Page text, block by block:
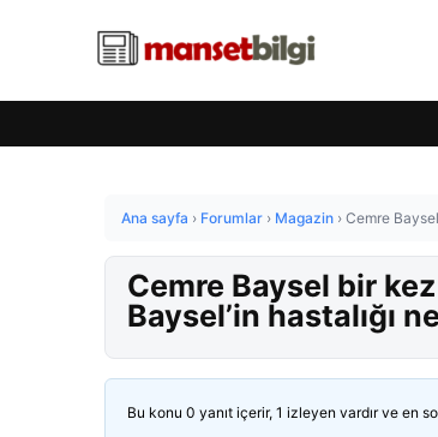
Ana sayfa › Forumlar › Magazin › Cemre
Cemre Baysel bir
Baysel’in hastalığı
Bu konu 0 yanıt içerir, 1 izleyen vardır ve en